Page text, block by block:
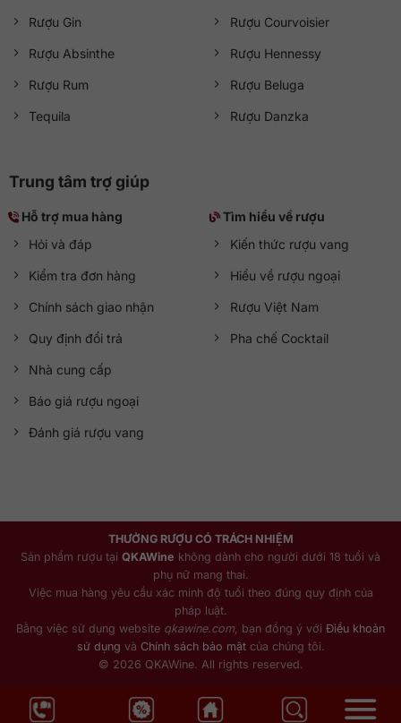
Rượu Gin
Rượu Absinthe
Rượu Rum
Tequila
Rượu Courvoisier
Rượu Hennessy
Rượu Beluga
Rượu Danzka
Trung tâm trợ giúp
Hỗ trợ mua hàng
Hỏi và đáp
Kiểm tra đơn hàng
Chính sách giao nhận
Quy định đổi trả
Nhà cung cấp
Báo giá rượu ngoại
Đánh giá rượu vang
Tìm hiểu về rượu
Kiến thức rượu vang
Hiểu về rượu ngoại
Rượu Việt Nam
Pha chế Cocktail
THƯỞNG RƯỢU CÓ TRÁCH NHIỆM
Sản phẩm rượu tại QKAWine không dành cho người dưới 18 tuổi và
phụ nữ mang thai.
Việc mua hàng yêu cầu xác minh độ tuổi theo đúng quy định của
pháp luật.
Bằng việc sử dụng website qkawine.com, bạn đồng ý với Điều khoản
sử dụng và Chính sách bảo mậtcủa chúng tôi.
© 2026 QKAWine. All rights reserved.